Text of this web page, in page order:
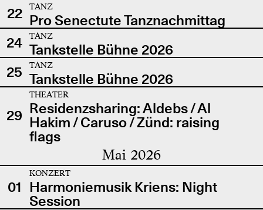
22
TANZ
Pro Senectute Tanznachmittag
24
TANZ
Tankstelle Bühne 2026
25
TANZ
Tankstelle Bühne 2026
29
THEATER
Residenzsharing: Aldebs / Al
Hakim / Caruso / Zünd: raising
flags
Mai 2026
01
KONZERT
Harmoniemusik Kriens: Night
Session